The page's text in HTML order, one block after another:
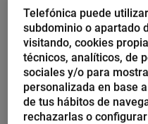
ladrones de tiempo,
Son palabras de José
Grupo Tempo y de la
Racionalización de los
defensor de la cultura de
Telefónica puede
subdominio o apartado
visitando, cookies
técnicos, analíticos, de
sociales y/o para
personalizada en base
de tus hábitos de
rechazarlas o